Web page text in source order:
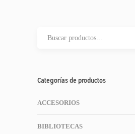
Categorías de productos
ACCESORIOS
BIBLIOTECAS